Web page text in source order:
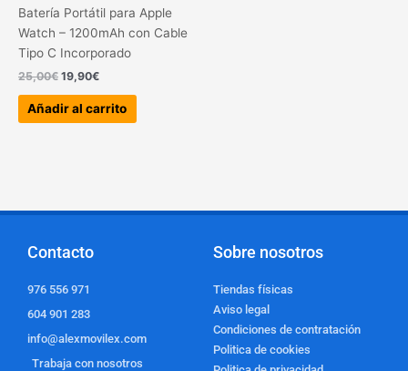
Batería Portátil para Apple
Watch – 1200mAh con Cable
Tipo C Incorporado
25,00€ 19,90€
Añadir al carrito
Contacto
976 556 971
604 901 283
info@alexmovilex.com
Trabaja con nosotros
Sobre nosotros
Tiendas físicas
Aviso legal
Condiciones de contratación
Politica de cookies